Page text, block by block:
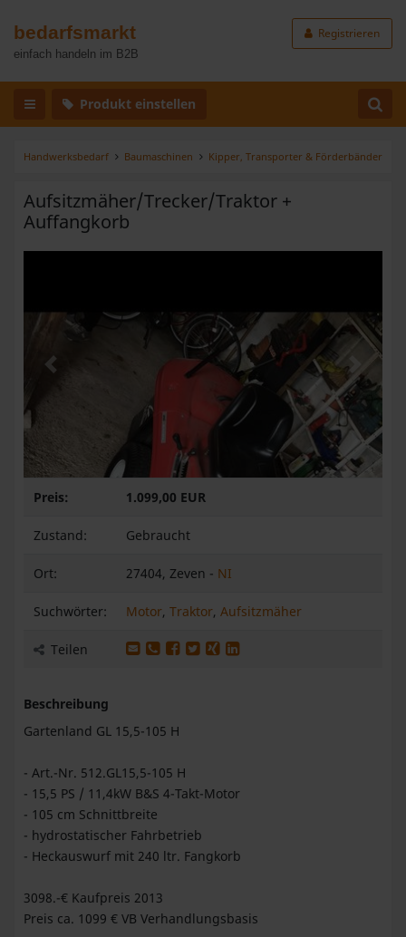
bedarfsmarkt
einfach handeln im B2B
Registrieren
Produkt einstellen
Handwerksbedarf Baumaschinen Kipper, Transporter & Förderbänder
Aufsitzmäher/Trecker/Traktor +
Auffangkorb
Zurück Weiter
Preis: 1.099,00 EUR
Zustand: Gebraucht
Ort: 27404, Zeven - NI
Suchwörter: Motor, Traktor, Aufsitzmäher
Teilen Produkt per E-Mail weiterleiten
Produkt per WhatsApp weiterleiten
Produkt auf Facebook teilen
Produkt auf X teilen
Produkt auf XING teilen
Produkt auf LinkedIn teilen
Beschreibung
Gartenland GL 15,5-105 H
- Art.-Nr. 512.GL15,5-105 H
- 15,5 PS / 11,4kW B&S 4-Takt-Motor
- 105 cm Schnittbreite
- hydrostatischer Fahrbetrieb
- Heckauswurf mit 240 ltr. Fangkorb
3098.-€ Kaufpreis 2013
Preis ca. 1099 € VB Verhandlungsbasis